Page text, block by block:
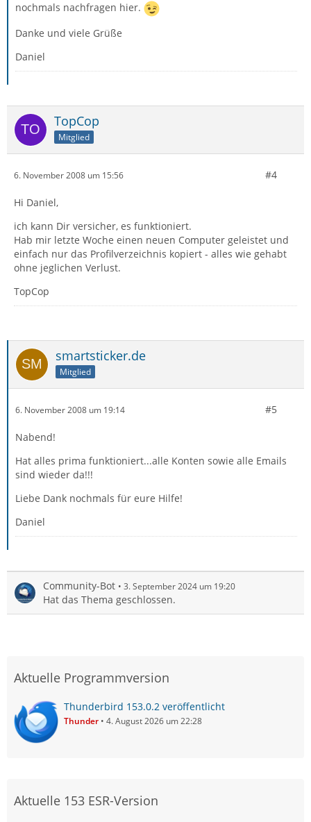
nochmals nachfragen hier.
Danke und viele Grüße
Daniel
TopCop
Mitglied
6. November 2008 um 15:56 #4
Hi Daniel,
ich kann Dir versicher, es funktioniert.
Hab mir letzte Woche einen neuen Computer geleistet und
einfach nur das Profilverzeichnis kopiert - alles wie gehabt
ohne jeglichen Verlust.
TopCop
smartsticker.de
Mitglied
6. November 2008 um 19:14 #5
Nabend!
Hat alles prima funktioniert...alle Konten sowie alle Emails
sind wieder da!!!
Liebe Dank nochmals für eure Hilfe!
Daniel
Community-Bot 3. September 2024 um 19:20
Hat das Thema geschlossen.
Aktuelle Programmversion
Thunderbird 153.0.2 veröffentlicht
Thunder 4. August 2026 um 22:28
Aktuelle 153 ESR-Version